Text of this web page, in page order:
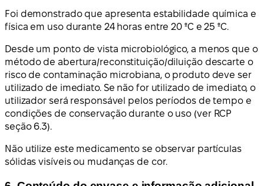
Foi demonstrado que apresenta estabilidade química e
física em uso durante 24 horas entre 20 ºC e 25 ºC.
Desde um ponto de vista microbiológico, a menos que o
método de abertura/reconstituição/diluição descarte o
risco de contaminação microbiana, o produto deve ser
utilizado de imediato. Se não for utilizado de imediato, o
utilizador será responsável pelos períodos de tempo e
condições de conservação durante o uso (ver RCP
seção 6.3).
Não utilize este medicamento se observar partículas
sólidas visíveis ou mudanças de cor.